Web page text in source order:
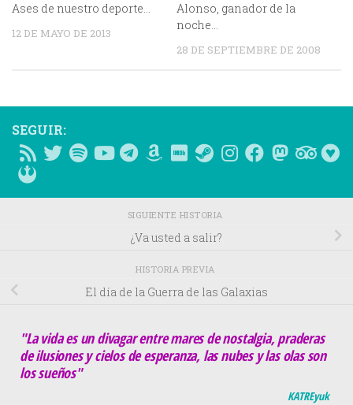
Ases de nuestro deporte…
12 DE MAYO DE 2013
Alonso, ganador de la
noche…
28 DE SEPTIEMBRE DE 2008
SEGUIR:
SIGUIENTE HISTORIA
¿Va usted a salir?
HISTORIA PREVIA
El día de la Guerra de las Galaxias
"La vida es un divagar entre mares de nostalgia, praderas
de ilusiones y cielos de esperanza, las nubes y las olas son
los sueños"
KATREyuk